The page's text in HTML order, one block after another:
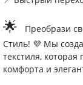
🌟
Преобрази
Стиль! 💜 Мы
текстиля,
комфорта и